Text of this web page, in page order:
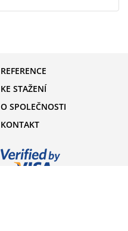
REFERENCE
KE STAŽENÍ
O SPOLEČNOSTI
KONTAKT